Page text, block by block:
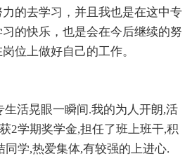
的去学习，并且我也是在这中专
的快乐，也是会在今后继续的努
位上做好自己的工作。
活晃眼一瞬间.我的为人开朗,活
2学期奖学金,担任了班上班干,积
学,热爱集体,有较强的上进心.